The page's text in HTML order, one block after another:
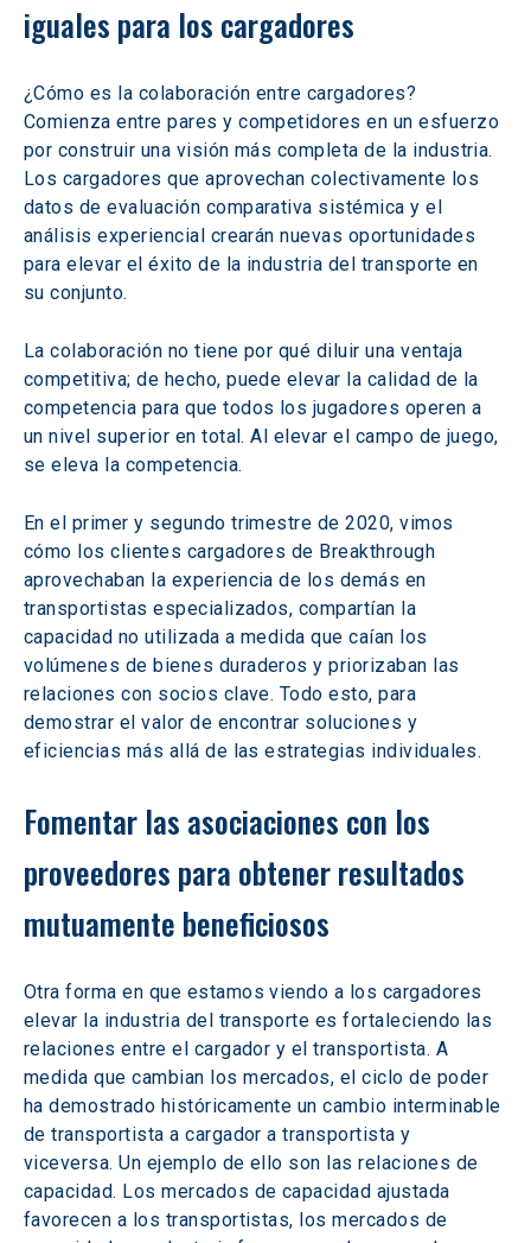
iguales para los cargadores
¿Cómo es la colaboración entre cargadores?
Comienza entre pares y competidores en un esfuerzo
por construir una visión más completa de la industria.
Los cargadores que aprovechan colectivamente los
datos de evaluación comparativa sistémica y el
análisis experiencial crearán nuevas oportunidades
para elevar el éxito de la industria del transporte en
su conjunto.
La colaboración no tiene por qué diluir una ventaja
competitiva; de hecho, puede elevar la calidad de la
competencia para que todos los jugadores operen a
un nivel superior en total. Al elevar el campo de juego,
se eleva la competencia.
En el primer y segundo trimestre de 2020, vimos
cómo los clientes cargadores de Breakthrough
aprovechaban la experiencia de los demás en
transportistas especializados, compartían la
capacidad no utilizada a medida que caían los
volúmenes de bienes duraderos y priorizaban las
relaciones con socios clave. Todo esto, para
demostrar el valor de encontrar soluciones y
eficiencias más allá de las estrategias individuales.
Fomentar las asociaciones con los
proveedores para obtener resultados
mutuamente beneficiosos
Otra forma en que estamos viendo a los cargadores
elevar la industria del transporte es fortaleciendo las
relaciones entre el cargador y el transportista. A
medida que cambian los mercados, el ciclo de poder
ha demostrado históricamente un cambio interminable
de transportista a cargador a transportista y
viceversa. Un ejemplo de ello son las relaciones de
capacidad. Los mercados de capacidad ajustada
favorecen a los transportistas, los mercados de